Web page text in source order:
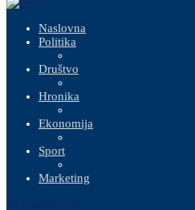
Naslovna
Politika
Društvo
Hronika
Ekonomija
Sport
Marketing